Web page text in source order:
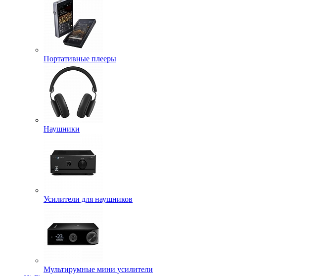
Портативные плееры
Наушники
Усилители для наушников
Мультирумные мини усилители